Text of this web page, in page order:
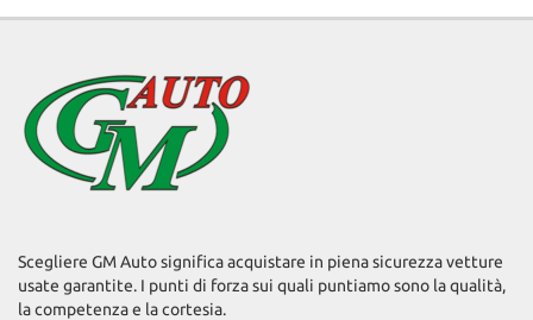
Scegliere GM Auto significa acquistare in piena sicurezza vetture
usate garantite. I punti di forza sui quali puntiamo sono la qualità,
la competenza e la cortesia.